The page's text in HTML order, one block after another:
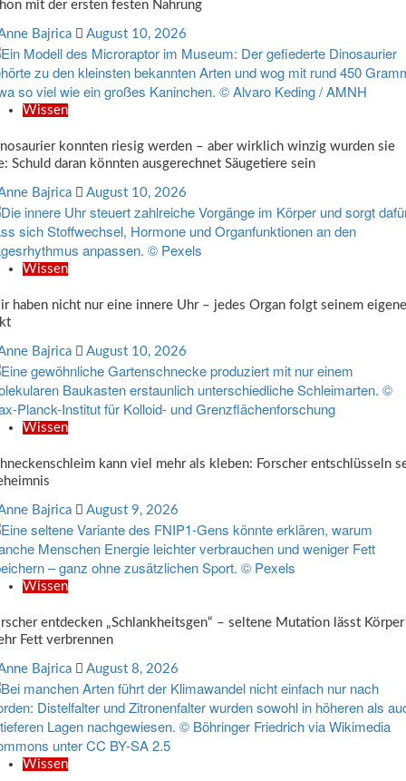
mit der ersten festen Nahrung
Bajrica August 10, 2026
Wissen
konnten riesig werden – aber wirklich winzig wurden sie
Schuld daran könnten ausgerechnet Säugetiere sein
Bajrica August 10, 2026
Wissen
haben nicht nur eine innere Uhr – jedes Organ folgt seinem
Bajrica August 10, 2026
Wissen
kann viel mehr als kleben: Forscher entschlüsseln
Bajrica August 9, 2026
Wissen
entdecken „Schlankheitsgen“ – seltene Mutation lässt Körper
Fett verbrennen
Bajrica August 8, 2026
Wissen